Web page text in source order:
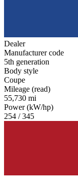
Dealer
Manufacturer code
5th generation
Body style
Coupe
Mileage (read)
55,730 mi
Power (kW/hp)
254 / 345